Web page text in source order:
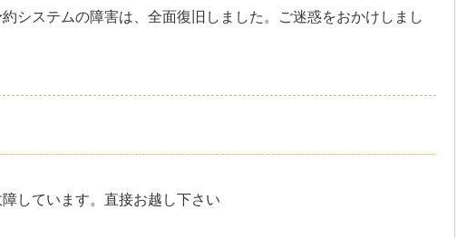
システムの障害は、全面復旧しました。ご迷惑をおかけしまし
しています。直接お越し下さい